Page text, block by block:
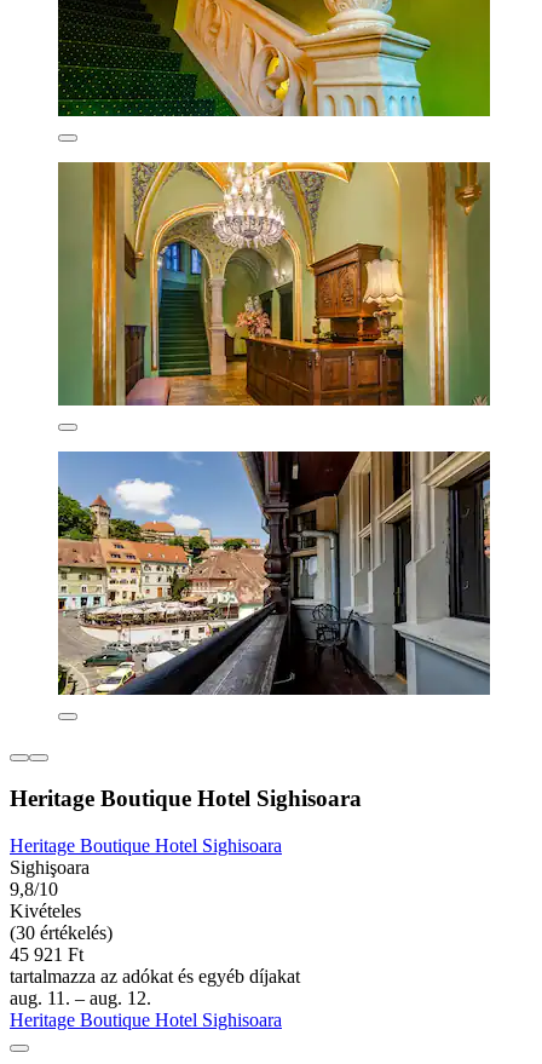
Heritage Boutique Hotel Sighisoara
Heritage Boutique Hotel Sighisoara
Sighişoara
9,8/10
Kivételes
(30 értékelés)
45 921 Ft
tartalmazza az adókat és egyéb díjakat
aug. 11. – aug. 12.
Heritage Boutique Hotel Sighisoara